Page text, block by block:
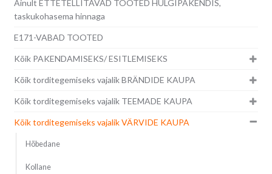
Ainult ETTETELLITAVAD TOOTED HULGIPAKENDIS,
taskukohasema hinnaga
E171-VABAD TOOTED
Kõik PAKENDAMISEKS/ ESITLEMISEKS
Kõik torditegemiseks vajalik BRÄNDIDE KAUPA
Kõik torditegemiseks vajalik TEEMADE KAUPA
Kõik torditegemiseks vajalik VÄRVIDE KAUPA
Hõbedane
Kollane